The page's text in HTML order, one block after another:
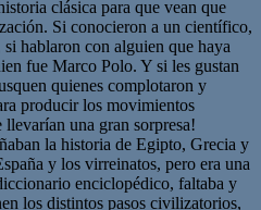
clásica para que vean que
Si conocieron a un científico,
hablaron con alguien que haya
fue Marco Polo. Y si les gustan
quienes complotaron y
producir los movimientos
una gran sorpresa!
la historia de Egipto, Grecia y
y los virreinatos, pero era una
enciclopédico, faltaba y
los distintos pasos civilizatorios,